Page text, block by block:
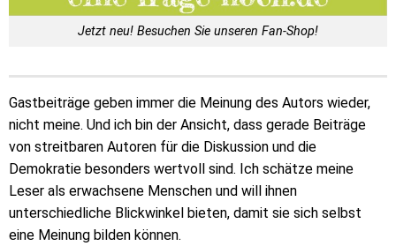
Jetzt neu! Besuchen Sie unseren Fan-Shop!
Gastbeiträge geben immer die Meinung des Autors wieder,
nicht meine. Und ich bin der Ansicht, dass gerade Beiträge
von streitbaren Autoren für die Diskussion und die
Demokratie besonders wertvoll sind. Ich schätze meine
Leser als erwachsene Menschen und will ihnen
unterschiedliche Blickwinkel bieten, damit sie sich selbst
eine Meinung bilden können.